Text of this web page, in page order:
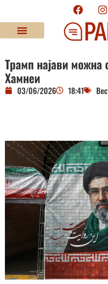
Трамп најави можна
Хамнеи
03/06/2026 18:41